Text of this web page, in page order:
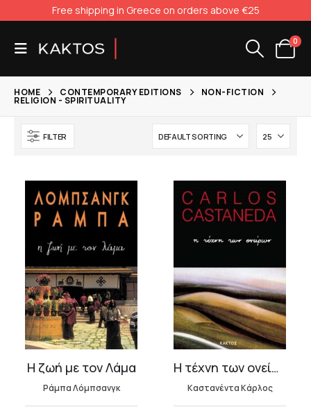
Free shipping in Greece on orders above €25
0
HOME CONTEMPORARY EDITIONS NON-FICTION
RELIGION - SPIRITUALITY
FILTER
Η ζωή με τον Λάμα
Ράμπα Λόμπσανγκ
Η τέχνη των ονείρων
Καστανέντα Κάρλος